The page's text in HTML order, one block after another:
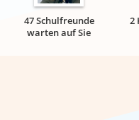
47 Schulfreunde
warten auf Sie
2